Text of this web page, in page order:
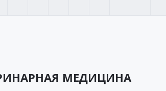
МЕДИЦИНА